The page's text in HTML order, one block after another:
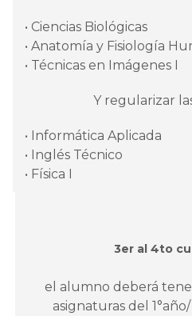
• Ciencias Biológicas
• Anatomía y Fisiología
• Técnicas en Imágenes I
Y regularizar
• Informática Aplicada
• Inglés Técnico
• Física I
3er al 4to
el alumno deberá
asignaturas del